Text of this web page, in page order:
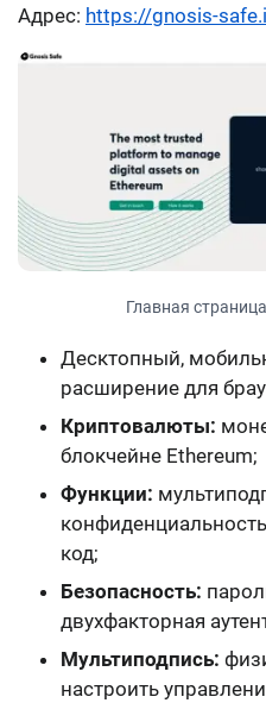
Адрес: https://gnosis-
Главная
Десктопный,
расширение для
Криптовалюты:
блокчейне Ethereum;
Функции:
код;
Безопасность:
двухфакторная
Мультиподпись:
настроить